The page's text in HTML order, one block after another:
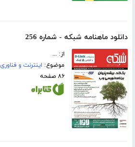
دانلود ماهنامه شبکه - شماره 256
از: ...
موضوع: اینترنت و فناوری
۸۶ صفحه